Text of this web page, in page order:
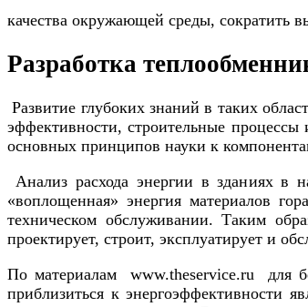
качества окружающей среды, сократить
Разработка
Развитие глубоких знаний в таких
эффективности, строительные
основных принципов науки к
Анализ расхода энергии в зданиях в
«воплощенная» энергия материалов
техническом обслуживании. Таким
проектирует, строит, эксплуатирует и
По материалам www.theservice.ru для
приблизиться к энергоэффективности